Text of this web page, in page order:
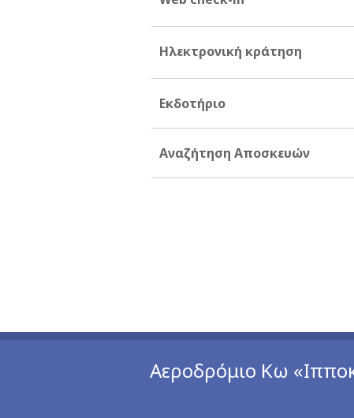
Ηλεκτρονική κράτηση
Εκδοτήριο
Αναζήτηση Αποσκευών
Αεροδρόμιο Κω